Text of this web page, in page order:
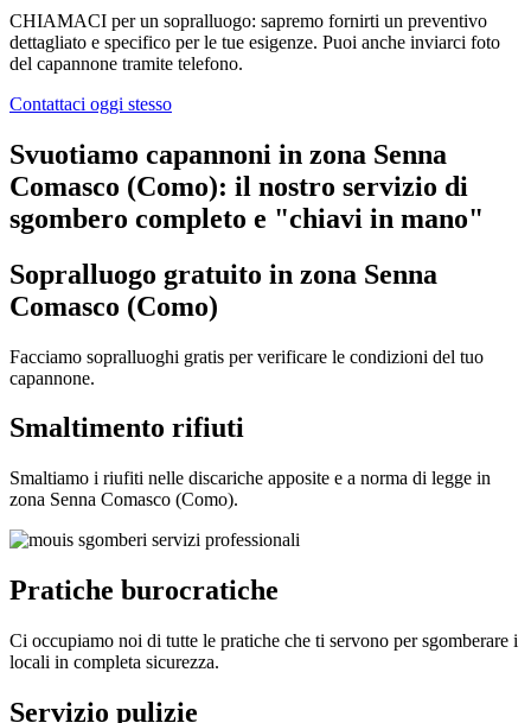
CHIAMACI per un sopralluogo: sapremo fornirti un preventivo
dettagliato e specifico per le tue esigenze. Puoi anche inviarci foto
del capannone tramite telefono.
Contattaci oggi stesso
Svuotiamo capannoni in zona Senna
Comasco (Como): il nostro servizio di
sgombero completo e "chiavi in mano"​
Sopralluogo gratuito in zona Senna
Comasco (Como)
Facciamo sopralluoghi gratis per verificare le condizioni del tuo
capannone.
Smaltimento rifiuti
Smaltiamo i riufiti nelle discariche apposite e a norma di legge in
zona Senna Comasco (Como).
Pratiche burocratiche
Ci occupiamo noi di tutte le pratiche che ti servono per sgomberare i
locali in completa sicurezza.
Servizio pulizie